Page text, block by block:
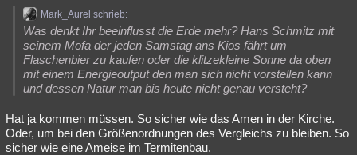
Mark_Aurel schrieb:
Was denkt Ihr beeinflusst die Erde mehr? Hans Schmitz mit
seinem Mofa der jeden Samstag ans Kios fährt um
Flaschenbier zu kaufen oder die klitzekleine Sonne da oben
mit einem Energieoutput den man sich nicht vorstellen kann
und dessen Natur man bis heute nicht genau versteht?
Hat ja kommen müssen. So sicher wie das Amen in der Kirche.
Oder, um bei den Größenordnungen des Vergleichs zu bleiben. So
sicher wie eine Ameise im Termitenbau.